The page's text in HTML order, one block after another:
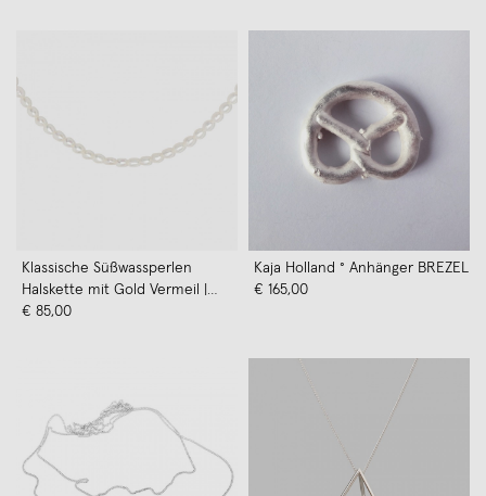
Klassische Süßwassperlen
Halskette mit Gold Vermeil |
Paeoni Colors
€ 85,00
Kaja Holland ° Anhänger BREZEL
€ 165,00